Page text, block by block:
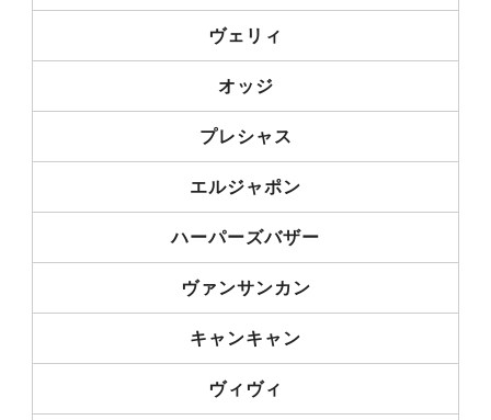
ヴェリィ
オッジ
プレシャス
エルジャポン
ハーパーズバザー
ヴァンサンカン
キャンキャン
ヴィヴィ